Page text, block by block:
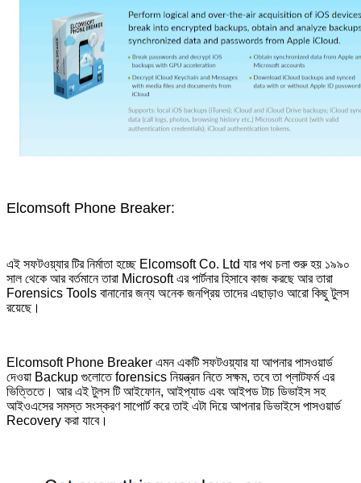
Elcomsoft Phone Breaker:
এই সফটওয়্যার টির নির্মাতা হচ্ছে Elcomsoft Co. Ltd যার পথ চলা শুরু হয় ১৯৯০
সাল থেকে আর বর্তমানে তারা Microsoft এর পার্টনার হিসাবে কাজ করছে আর তারা
Forensics Tools বানানোর জন্য অনেক জনপ্রিয় তাদের এছাড়াও আরো কিছু টুলস
রয়েছে।
Elcomsoft Phone Breaker এমন একটি সফটওয়্যার যা আপনার পাসওয়ার্ড
দেওয়া Backup গুলোতে forensics নিয়ন্ত্রন নিতে সক্ষম, তবে তা প্লাটফর্ম এর
ভিত্তিতে। আর এই টুলস টি আইফোন, আইপ্যাড এবং আইপড টাচ ডিভাইস সহ
আইওএসের সমস্ত সংস্করণ সাপোর্ট করে তাই এটা দিয়ে আপনার ডিভাইসে পাসওয়ার্ড
Recovery করা যাবে।